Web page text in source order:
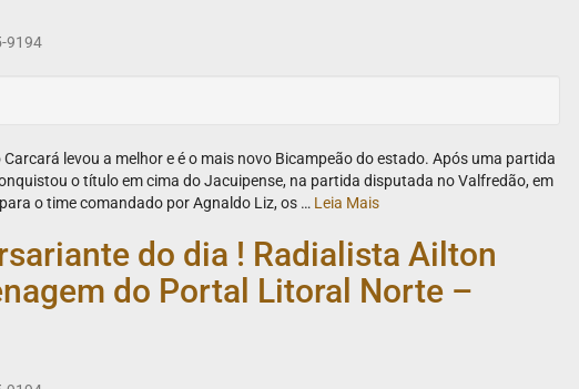
9194
levou a melhor e é o mais novo Bicampeão do estado. Após uma partida
o título em cima do Jacuipense, na partida disputada no Valfredão, em
o time comandado por Agnaldo Liz, os … Leia Mais
do dia ! Radialista Ailton
do Portal Litoral Norte –